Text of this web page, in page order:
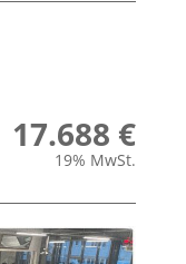
17.688 €
19% MwSt.